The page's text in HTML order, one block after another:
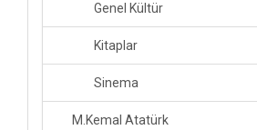
Genel Kültür
Kitaplar
Sinema
M.Kemal Atatürk